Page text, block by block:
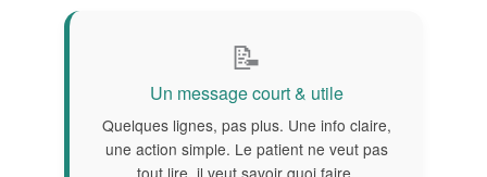
📝
Un message court & utile
Quelques lignes, pas plus. Une info claire,
une action simple. Le patient ne veut pas